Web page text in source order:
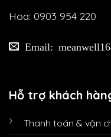
Hoa: 0903 954 220
Email:
Hỗ trợ khách
Thanh toán & vận